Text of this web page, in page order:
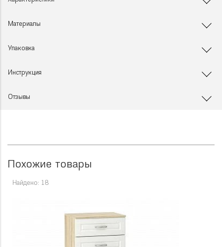
Материалы
Упаковка
Инструкция
Отзывы
Похожие товары
Найдено: 18